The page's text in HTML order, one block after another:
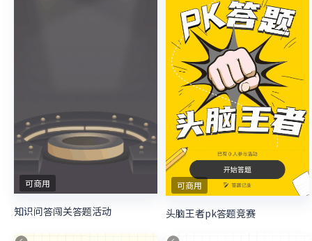
可商用
知识问答闯关答题活动
可商用
头脑王者pk答题竞赛